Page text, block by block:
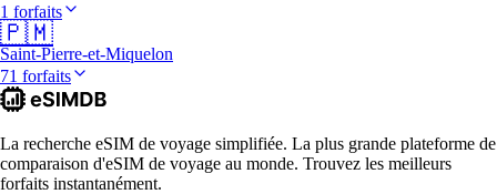
1 forfaits
🇵🇲
Saint-Pierre-et-Miquelon
71 forfaits
La recherche eSIM de voyage simplifiée. La plus grande plateforme de
comparaison d'eSIM de voyage au monde. Trouvez les meilleurs
forfaits instantanément.